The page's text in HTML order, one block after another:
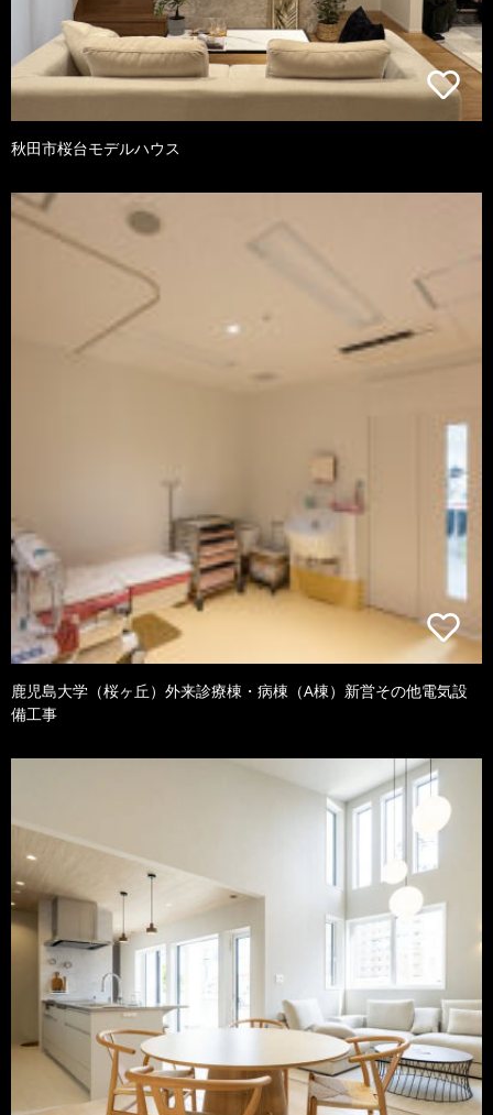
秋田市桜台モデルハウス
鹿児島大学（桜ヶ丘）外来診療棟・病棟（A棟）新営その他電気設
備工事